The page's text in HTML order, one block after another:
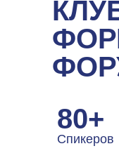
80+
Спикеров